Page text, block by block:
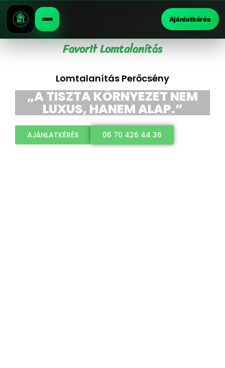
Ajánlatkérés
Favorit Lomtalanítás
Lomtalanítás Perőcsény
„A TISZTA KÖRNYEZET NEM
LUXUS, HANEM ALAP.”
AJÁNLATKÉRÉS 06 70 426 44 36